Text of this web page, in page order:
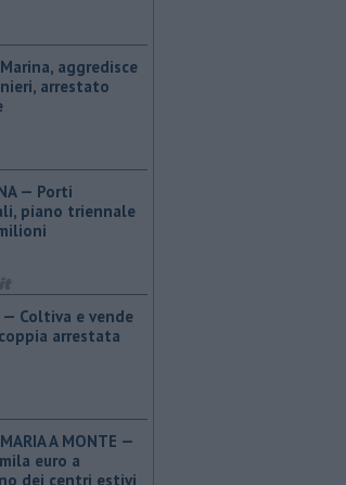
aggredisce
arrestato
— Porti
piano triennale
— Coltiva e vende
arrestata
A MONTE —
euro a
dei centri estivi